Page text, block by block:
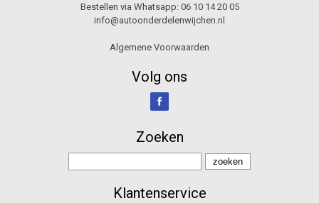
Bestellen via Whatsapp: 06 10 14 20 05
info@autoonderdelenwijchen.nl
Algemene Voorwaarden
Volg ons
Zoeken
Klantenservice